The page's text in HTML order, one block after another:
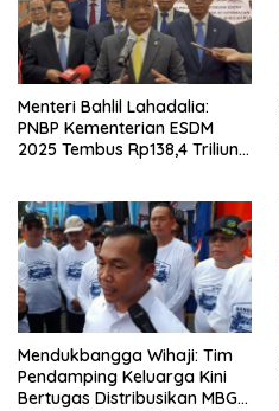
Menteri Bahlil Lahadalia:
PNBP Kementerian ESDM
2025 Tembus Rp138,4 Triliun,
Mendukbangga Wihaji: Tim
Pendamping Keluarga Kini
Bertugas Distribusikan MBG